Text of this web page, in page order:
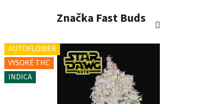
Značka Fast Buds
AUTOFLOWER
VYSOKÉ THC
INDICA